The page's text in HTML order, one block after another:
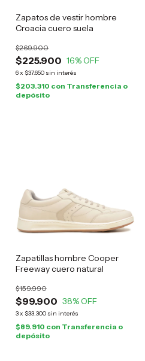
Zapatos de vestir hombre
Croacia cuero suela
$225.900
$269.900
16% OFF
6x $37.650 sin interés
$203.310 con Transferencia o
depósito
Zapatillas hombre Cooper
Freeway cuero natural
$99.900
$159.990
38% OFF
3x $33.300 sin interés
$89.910 con Transferencia o
depósito